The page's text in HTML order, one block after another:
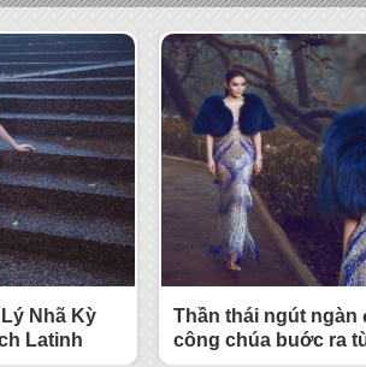
Nhã Kỳ
Latinh
Thần thái ngút ngàn
công chúa buớc ra